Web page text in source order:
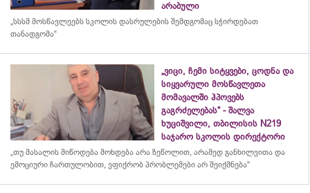
არაბული
„სსსმ მოსწავლეებს სკოლის დასრულების შემდგომაც სჭირდებათ
თანადგომა“
„ვიცი, ჩემი სიტყვები, ცოდნა და
სიყვარული მოსწავლეთა
მომავალში ჰპოვებს
გაგრძელებას“ - შალვა
ხუციშვილი, თბილისის N219
საჯარო სკოლის დირექტორი
„თუ მასალის მიწოდება მოხდება არა ზეწოლით, არამედ განხილვითა და
ემოციური ჩართულობით, ვფიქრობ პრობლემები არ შეიქმნება“